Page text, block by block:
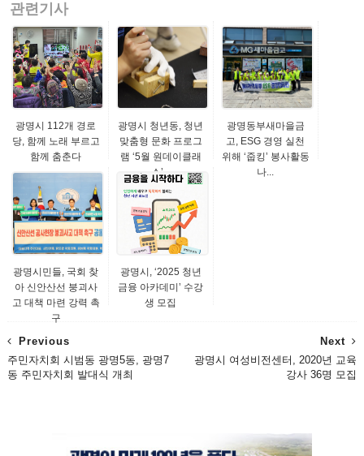
관련기사
광명시 112개 경로
당, 함께 노래 부르고
함께 춤춘다
광명시 청년동, 청년
맞춤형 문화 프로그
램 ‘5월 원데이클래
스’...
광명동부새마을금
고, ESG 경영 실천
위해 ‘줍킹’ 봉사활동
나...
광명시민들, 국회 찾
아 신안산선 붕괴사
고 대책 마련 강력 촉
구
광명시, ‘2025 청년
금융 아카데미’ 수강
생 모집
Next
광명시 여성비전센터, 2020년 교육
강사 36명 모집
Previous
주민자치회 시범동 광명5동, 광명7
동 주민자치회 발대식 개최